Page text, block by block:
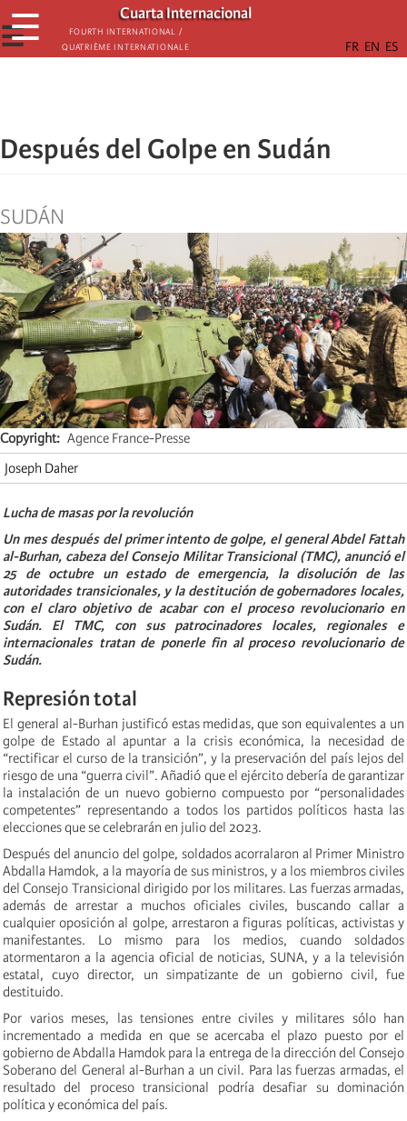
Skip
to
main
Cuarta Internacional
Fourth International /
Quatrième internationale
☰
☰
Después del Golpe en Sudán
SUDÁN
Copyright
Agence France-Presse
Joseph Daher
Lucha de masas por la revolución
Un mes después del primer intento de golpe, el general Abdel Fattah
al-Burhan, cabeza del Consejo Militar Transicional (TMC), anunció el
25 de octubre un estado de emergencia, la disolución de las
autoridades transicionales, y la destitución de gobernadores locales,
con el claro objetivo de acabar con el proceso revolucionario en
Sudán. El TMC, con sus patrocinadores locales, regionales e
internacionales tratan de ponerle fin al proceso revolucionario de
Sudán.
Represión total
El general al-Burhan justificó estas medidas, que son equivalentes a un
golpe de Estado al apuntar a la crisis económica, la necesidad de
“rectificar el curso de la transición”, y la preservación del país lejos del
riesgo de una “guerra civil”. Añadió que el ejército debería de garantizar
la instalación de un nuevo gobierno compuesto por “personalidades
competentes” representando a todos los partidos políticos hasta las
elecciones que se celebrarán en julio del 2023.
Después del anuncio del golpe, soldados acorralaron al Primer Ministro
Abdalla Hamdok, a la mayoría de sus ministros, y a los miembros civiles
del Consejo Transicional dirigido por los militares. Las fuerzas armadas,
además de arrestar a muchos oficiales civiles, buscando callar a
cualquier oposición al golpe, arrestaron a figuras políticas, activistas y
manifestantes. Lo mismo para los medios, cuando soldados
atormentaron a la agencia oficial de noticias, SUNA, y a la televisión
estatal, cuyo director, un simpatizante de un gobierno civil, fue
destituido.
Por varios meses, las tensiones entre civiles y militares sólo han
incrementado a medida en que se acercaba el plazo puesto por el
gobierno de Abdalla Hamdok para la entrega de la dirección del Consejo
Soberano del General al-Burhan a un civil. Para las fuerzas armadas, el
resultado del proceso transicional podría desafiar su dominación
política y económica del país.